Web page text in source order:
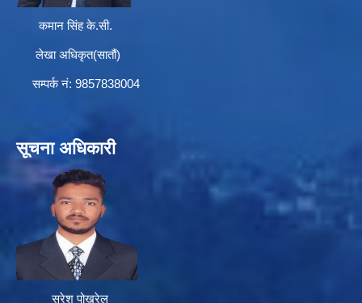
कमान सिंह के.सी.
लेखा अधिकृत(सातौं)
सम्पर्क न‌ं: 9857838004
सूचना अधिकारी
सुरेश पोख्रेल